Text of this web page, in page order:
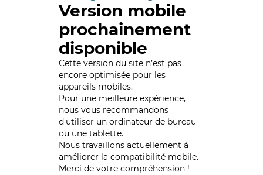
Version mobile
prochainement
disponible
Cette version du site n’est pas
encore optimisée pour les
appareils mobiles.
Pour une meilleure expérience,
nous vous recommandons
d'utiliser un ordinateur de bureau
ou une tablette.
Nous travaillons actuellement à
améliorer la compatibilité mobile.
Merci de votre compréhension !